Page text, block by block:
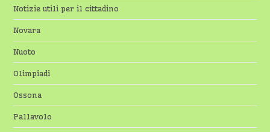
Notizie utili per il cittadino
Novara
Nuoto
Olimpiadi
Ossona
Pallavolo